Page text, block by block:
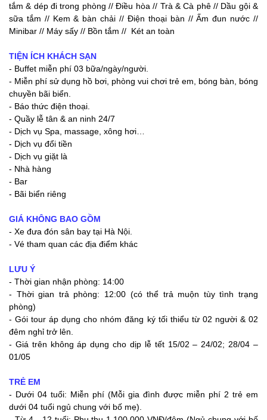
tắm & dép đi trong phòng // Điều hòa // Trà & Cà phê // Dầu gội &
sữa tắm // Kem & bàn chải // Điện thoại bàn // Ấm đun nước //
Minibar // Máy sấy // Bồn tắm // Két an toàn
TIỆN ÍCH KHÁCH SẠN
- Buffet miễn phí 03 bữa/ngày/người.
- Miễn phí sử dụng hồ bơi, phòng vui chơi trẻ em, bóng bàn, bóng
chuyền bãi biển.
- Báo thức điện thoại.
- Quầy lễ tân & an ninh 24/7
- Dịch vụ Spa, massage, xông hơi…
- Dịch vụ đổi tiền
- Dịch vụ giặt là
- Nhà hàng
- Bar
- Bãi biển riêng
GIÁ KHÔNG BAO GỒM
- Xe đưa đón sân bay tại Hà Nội.
- Vé tham quan các địa điểm khác
LƯU Ý
- Thời gian nhận phòng: 14:00
- Thời gian trả phòng: 12:00 (có thể trả muộn tùy tình trạng
phòng)
- Gói tour áp dụng cho nhóm đăng ký tối thiểu từ 02 người & 02
đêm nghỉ trở lên.
- Giá trên không áp dụng cho dịp lễ tết 15/02 – 24/02; 28/04 –
01/05
TRẺ EM
- Dưới 04 tuổi: Miễn phí (Mỗi gia đình được miễn phí 2 trẻ em
dưới 04 tuổi ngủ chung với bố mẹ).